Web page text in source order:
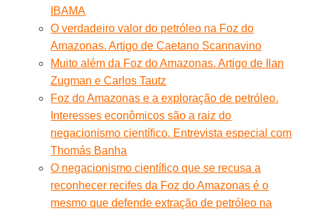
IBAMA
O verdadeiro valor do petróleo na Foz do
Amazonas. Artigo de Caetano Scannavino
Muito além da Foz do Amazonas. Artigo de Ilan
Zugman e Carlos Tautz
Foz do Amazonas e a exploração de petróleo.
Interesses econômicos são a raiz do
negacionismo científico. Entrevista especial com
Thomás Banha
O negacionismo científico que se recusa a
reconhecer recifes da Foz do Amazonas é o
mesmo que defende extração de petróleo na